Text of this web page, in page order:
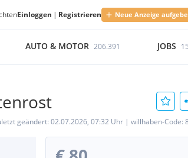
Einloggen | Registrieren Neue Anzeige
AUTO & MOTOR 206.391 JOBS
geändert: 02.07.2026, 07:32 Uhr | willhaben-Code: